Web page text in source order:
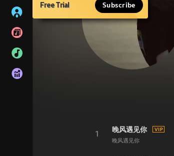
Free Trial Subscribe
1
晚风遇见你
晚风遇见你